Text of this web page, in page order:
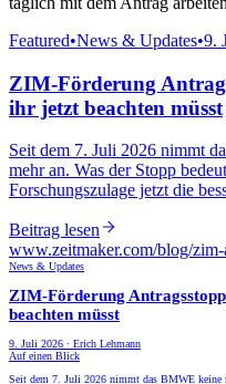
Featured•News & Updates•9.
ZIM-Förderung
ihr jetzt beachten müsst
Seit dem 7. Juli 2026 nimmt
mehr an. Was der Stopp
Forschungszulage jetzt die
Beitrag lesen
www.zeitmaker.com/blog/zim-